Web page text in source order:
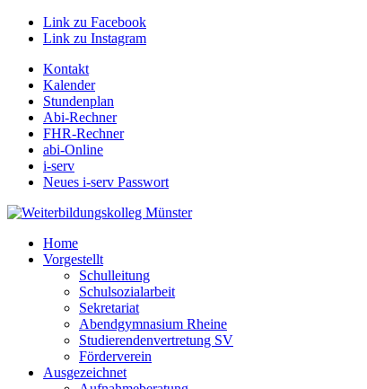
Link zu Facebook
Link zu Instagram
Kontakt
Kalender
Stundenplan
Abi-Rechner
FHR-Rechner
abi-Online
i-serv
Neues i-serv Passwort
Home
Vorgestellt
Schulleitung
Schulsozialarbeit
Sekretariat
Abendgymnasium Rheine
Studierendenvertretung SV
Förderverein
Ausgezeichnet